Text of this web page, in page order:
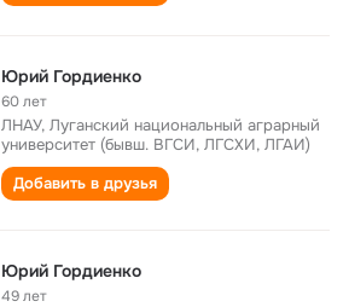
Юрий Гордиенко
60 лет
ЛНАУ, Луганский национальный аграрный
университет (бывш. ВГСИ, ЛГСХИ, ЛГАИ)
Добавить в друзья
Юрий Гордиенко
49 лет